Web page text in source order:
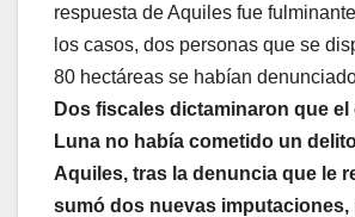
respuesta de Aquiles fue
los casos, dos personas que se
80 hectáreas se habían
Dos fiscales dictaminaron que el
Luna no había cometido un
Aquiles, tras la denuncia que le
sumó dos nuevas